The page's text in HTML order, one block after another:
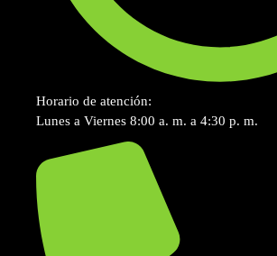
Horario de atención:
Lunes a Viernes 8:00 a. m. a 4:30 p. m.